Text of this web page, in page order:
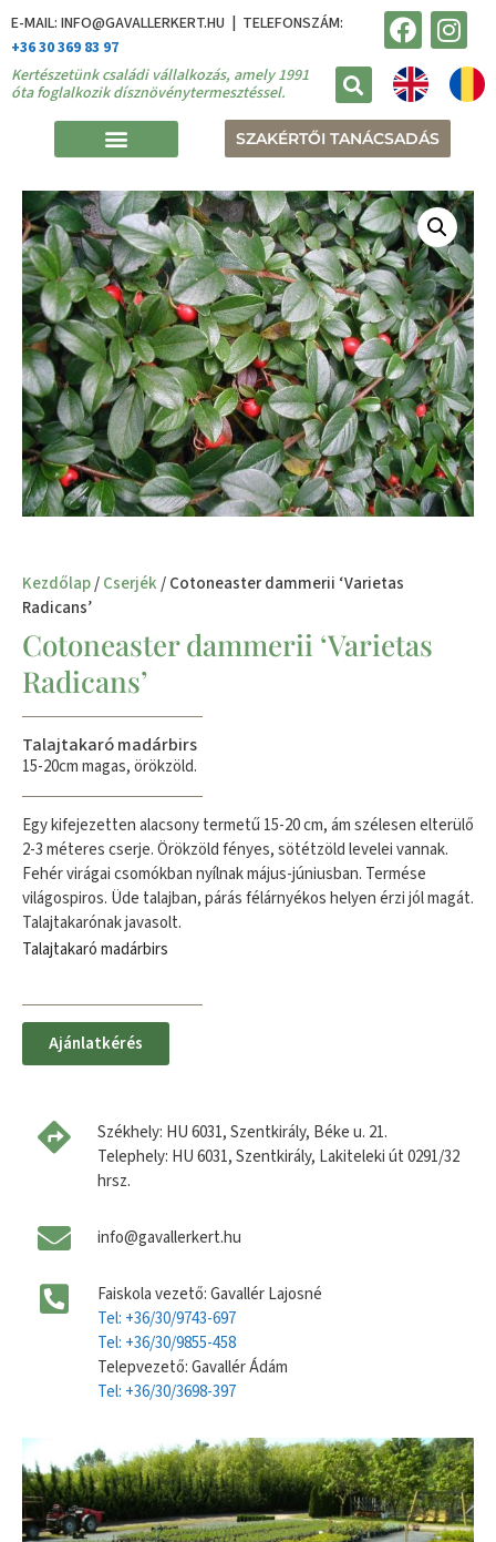
E-MAIL: INFO@GAVALLERKERT.HU | TELEFONSZÁM:
+36 30 369 83 97
Kertészetünk családi vállalkozás, amely 1991
óta foglalkozik dísznövénytermesztéssel.
SZAKÉRTŐI TANÁCSADÁS
Kezdőlap/Cserjék/ Cotoneaster dammerii ‘Varietas
Radicans’
Cotoneaster dammerii ‘Varietas
Radicans’
Talajtakaró madárbirs
15-20cm magas, örökzöld.
Egy kifejezetten alacsony termetű 15-20 cm, ám szélesen elterülő
2-3 méteres cserje. Örökzöld fényes, sötétzöld levelei vannak.
Fehér virágai csomókban nyílnak május-júniusban. Termése
világospiros. Üde talajban, párás félárnyékos helyen érzi jól magát.
Talajtakarónak javasolt.
Talajtakaró madárbirs
Ajánlatkérés
Székhely: HU 6031, Szentkirály, Béke u. 21.
Telephely: HU 6031, Szentkirály, Lakiteleki út 0291/32
hrsz.
info@gavallerkert.hu
Faiskola vezető: Gavallér Lajosné
Tel: +36/30/9743-697
Tel: +36/30/9855-458
Telepvezető: Gavallér Ádám
Tel: +36/30/3698-397